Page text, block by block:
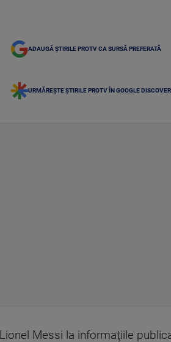
ADAUGĂ ȘTIRILE PROTV CA SURSĂ PREFERATĂ
URMĂREȘTE ȘTIRILE PROTV ÎN GOOGLE DISCOVER
Messi la informaţiile